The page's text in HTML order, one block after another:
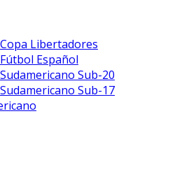
Copa Libertadores
Fútbol Español
Sudamericano Sub-20
Sudamericano Sub-17